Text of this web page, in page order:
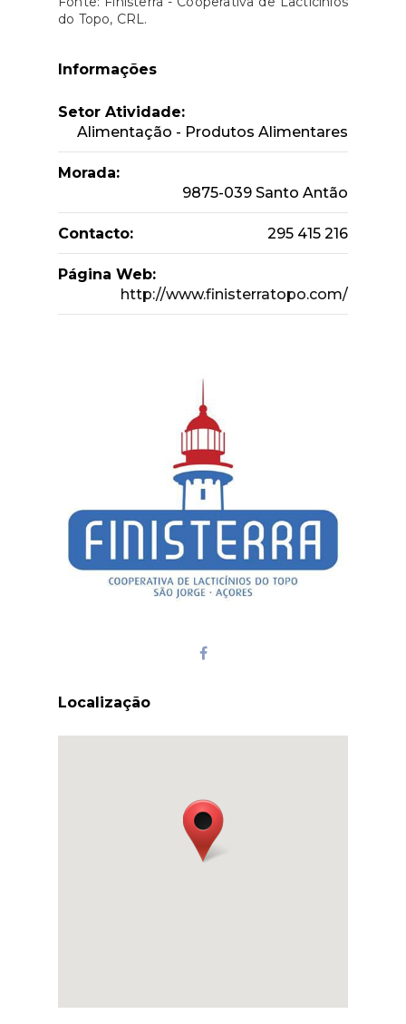
do Topo, CRL.
Informações
Setor Atividade:
Alimentação - Produtos Alimentares
Morada:
9875-039 Santo Antão
Contacto: 295 415 216
Página Web:
http://www.finisterratopo.com/
Localização